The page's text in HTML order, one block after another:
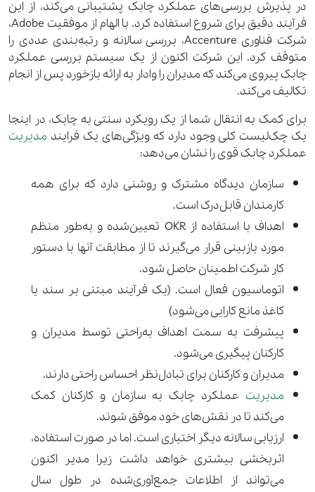
در پذیرش بررسی‌های عملکرد چابک پشتیبانی می‌کند، از این
فرآیند دقیق برای شروع استفاده کرد. با الهام از موفقیت Adobe،
شرکت فناوری Accenture، بررسی سالانه و رتبه‌بندی عددی را
متوقف کرد. این شرکت اکنون از یک سیستم بررسی عملکرد
چابک پیروی می‌کند که مدیران را وادار به ارائه بازخورد پس از انجام
تکالیف می‌کند.
برای کمک به انتقال شما از یک رویکرد سنتی به چابک، در اینجا
یک چک‌لیست کلی وجود دارد که ویژگی‌های یک فرایند مدیریت
عملکرد چابک قوی را نشان می‌دهد:
سازمان دیدگاه مشترک و روشنی دارد که برای همه
کارمندان قابل‌درک است.
اهداف با استفاده از OKR تعیین‌شده و به‌طور منظم
مورد بازبینی قرار می‌گیرند تا از مطابقت آنها با دستور
کار شرکت اطمینان حاصل شود.
اتوماسیون فعال است. (یک فرآیند مبتنی بر سند یا
کاغذ مانع کارایی می‌شود)
پیشرفت به سمت اهداف به‌راحتی توسط مدیران و
کارکنان پیگیری می‌شود.
مدیران و کارکنان برای تبادل‌نظر احساس راحتی دارند.
مدیریت عملکرد چابک به سازمان و کارکنان کمک
می‌کند تا در نقش‌های خود موفق شوند.
ارزیابی سالانه دیگر اختیاری است. اما در صورت استفاده،
اثربخشی بیشتری خواهد داشت زیرا مدیر اکنون
می‌تواند از اطلاعات جمع‌آوری‌شده در طول سال